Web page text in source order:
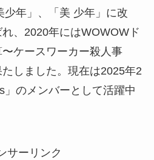
少年」、「美 少年」に改
、2020年にはWOWOWド
ケースワーカー殺人事
たしました。現在は2025年2
」のメンバーとして活躍中
サーリンク